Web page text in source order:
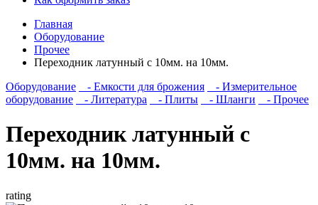
Главная
Оборудование
Прочее
Переходник латунный с 10мм. на 10мм.
Оборудование
- Емкости для брожения
- Измерительное
оборудование
- Литература - Плиты - Шланги - Прочее
Переходник латунный с
10мм. на 10мм.
rating